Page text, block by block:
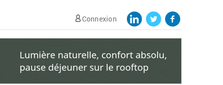
Connexion